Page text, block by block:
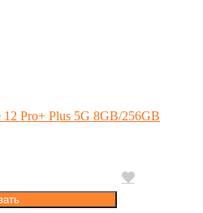
Pro+ Plus 5G 8GB/256GB